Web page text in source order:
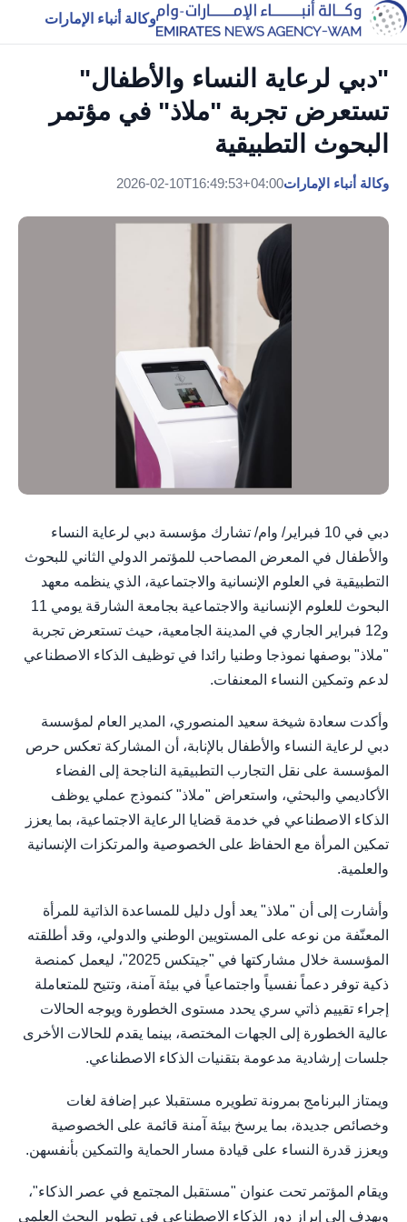
وكالة أنباء الإمارات
"دبي لرعاية النساء والأطفال"
تستعرض تجربة "ملاذ" في مؤتمر
البحوث التطبيقية
وكالة أنباء الإمارات2026-02-10T16:49:53+04:00
دبي في 10 فبراير/ وام/ تشارك مؤسسة دبي لرعاية النساء
والأطفال في المعرض المصاحب للمؤتمر الدولي الثاني للبحوث
التطبيقية في العلوم الإنسانية والاجتماعية، الذي ينظمه معهد
البحوث للعلوم الإنسانية والاجتماعية بجامعة الشارقة يومي 11
و12 فبراير الجاري في المدينة الجامعية، حيث تستعرض تجربة
"ملاذ" بوصفها نموذجا وطنيا رائدا في توظيف الذكاء الاصطناعي
لدعم وتمكين النساء المعنفات.
وأكدت سعادة شيخة سعيد المنصوري، المدير العام لمؤسسة
دبي لرعاية النساء والأطفال بالإنابة، أن المشاركة تعكس حرص
المؤسسة على نقل التجارب التطبيقية الناجحة إلى الفضاء
الأكاديمي والبحثي، واستعراض "ملاذ" كنموذج عملي يوظف
الذكاء الاصطناعي في خدمة قضايا الرعاية الاجتماعية، بما يعزز
تمكين المرأة مع الحفاظ على الخصوصية والمرتكزات الإنسانية
والعلمية.
وأشارت إلى أن "ملاذ" يعد أول دليل للمساعدة الذاتية للمرأة
المعنّفة من نوعه على المستويين الوطني والدولي، وقد أطلقته
المؤسسة خلال مشاركتها في "جيتكس 2025"، ليعمل كمنصة
ذكية توفر دعماً نفسياً واجتماعياً في بيئة آمنة، وتتيح للمتعاملة
إجراء تقييم ذاتي سري يحدد مستوى الخطورة ويوجه الحالات
عالية الخطورة إلى الجهات المختصة، بينما يقدم للحالات الأخرى
جلسات إرشادية مدعومة بتقنيات الذكاء الاصطناعي.
ويمتاز البرنامج بمرونة تطويره مستقبلا عبر إضافة لغات
وخصائص جديدة، بما يرسخ بيئة آمنة قائمة على الخصوصية
ويعزز قدرة النساء على قيادة مسار الحماية والتمكين بأنفسهن.
ويقام المؤتمر تحت عنوان "مستقبل المجتمع في عصر الذكاء"،
ويهدف إلى إبراز دور الذكاء الاصطناعي في تطوير البحث العلمي